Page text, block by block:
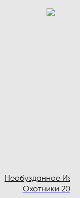
Необузданное Из
Охотники 2024